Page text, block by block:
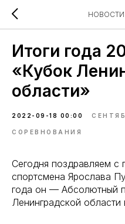
НОВОСТИ
Итоги года
«Кубок
области»
2022-09-18 00:00
СОРЕВНОВАНИЯ
Сегодня поздравляем с
спортсмена Ярослава
года он — Абсолютный
Ленинградской области